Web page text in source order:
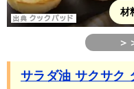
材
＞
サラダ油 サクサク